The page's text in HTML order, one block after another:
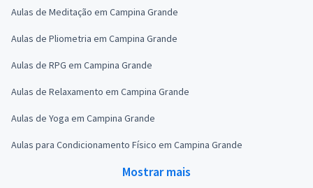
Aulas de Meditação em Campina Grande
Aulas de Pliometria em Campina Grande
Aulas de RPG em Campina Grande
Aulas de Relaxamento em Campina Grande
Aulas de Yoga em Campina Grande
Aulas para Condicionamento Físico em Campina Grande
Mostrar mais